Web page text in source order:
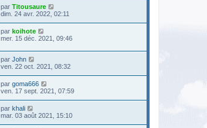
par Titousaure
dim. 24 avr. 2022, 02:11
par koihote
mer. 15 déc. 2021, 09:46
par John
ven. 22 oct. 2021, 08:32
par goma666
ven. 17 sept. 2021, 07:59
par khali
mar. 03 août 2021, 15:10